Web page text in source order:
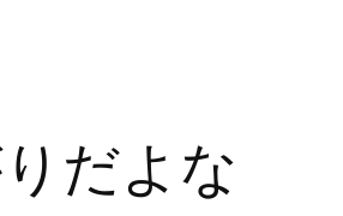
だよな